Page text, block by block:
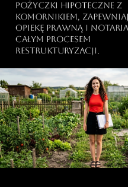
pożyczki hipoteczne z
komornikiem,
opiekę prawną i
całym procesem
restrukturyzacji.